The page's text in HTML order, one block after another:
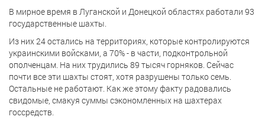
В мирное время в Луганской и Донецкой областях работали 93
государственные шахты.
Из них 24 остались на территориях, которые контролируются
украинскими войсками, а 70% - в части, подконтрольной
ополченцам. На них трудились 89 тысяч горняков. Сейчас
почти все эти шахты стоят, хотя разрушены только семь.
Остальные не работают. Как же этому факту радовались
свидомые, смакуя суммы сэкономленных на шахтерах
госсредств.